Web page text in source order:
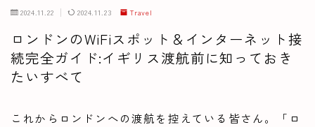
2024.11.22 2024.11.23 Travel
ロンドンのWiFiスポット＆インターネット接
続完全ガイド:イギリス渡航前に知っておき
たいすべて
これからロンドンへの渡航を控えている皆さん。「ロ